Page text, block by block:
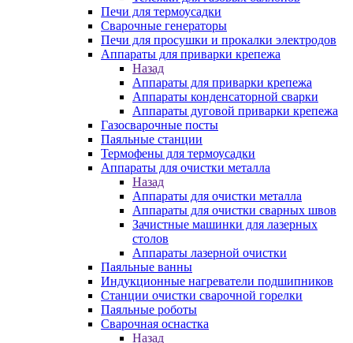
Печи для термоусадки
Сварочные генераторы
Печи для просушки и прокалки электродов
Аппараты для приварки крепежа
Назад
Аппараты для приварки крепежа
Аппараты конденсаторной сварки
Аппараты дуговой приварки крепежа
Газосварочные посты
Паяльные станции
Термофены для термоусадки
Аппараты для очистки металла
Назад
Аппараты для очистки металла
Аппараты для очистки сварных швов
Зачистные машинки для лазерных
столов
Аппараты лазерной очистки
Паяльные ванны
Индукционные нагреватели подшипников
Станции очистки сварочной горелки
Паяльные роботы
Сварочная оснастка
Назад